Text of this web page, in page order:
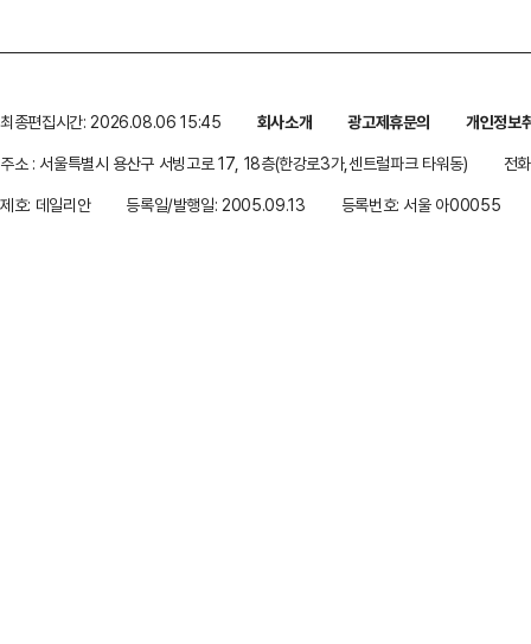
최종편집시간: 2026.08.06 15:45 회사소개 광고제휴문의
개인정보
주소 : 서울특별시 용산구 서빙고로 17, 18층(한강로3가,센트럴파크 타워동)
전
제호: 데일리안
등록일/발행일: 2005.09.13 등록번호: 서울 아00055